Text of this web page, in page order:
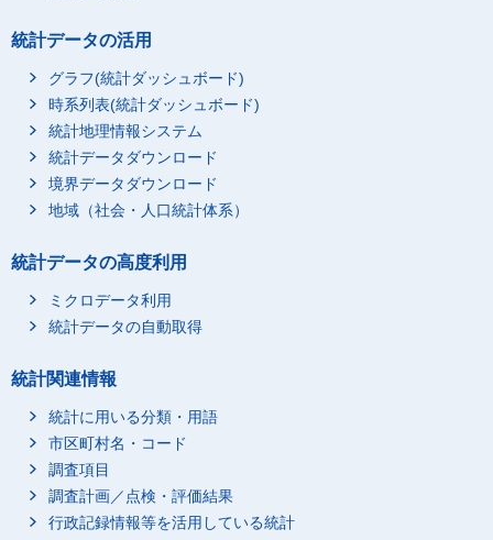
統計データの活用
グラフ(統計ダッシュボード)
時系列表(統計ダッシュボード)
統計地理情報システム
統計データダウンロード
境界データダウンロード
地域（社会・人口統計体系）
統計データの高度利用
ミクロデータ利用
統計データの自動取得
統計関連情報
統計に用いる分類・用語
市区町村名・コード
調査項目
調査計画／点検・評価結果
行政記録情報等を活用している統計